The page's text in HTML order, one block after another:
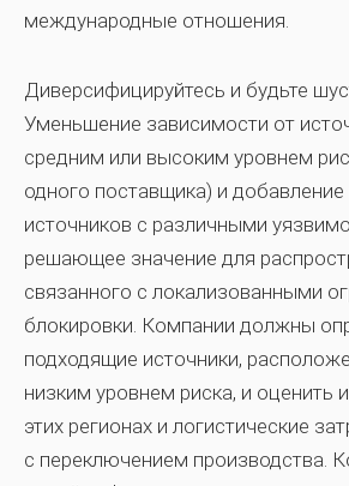
международные отношения.
Диверсифицируйтесь и будьте
Уменьшение зависимости от
средним или высоким уровнем
одного поставщика) и
источников с различными
решающее значение для
связанного с локализованными
блокировки. Компании должны
подходящие источники,
низким уровнем риска, и оценить
этих регионах и логистические
с переключением производства.